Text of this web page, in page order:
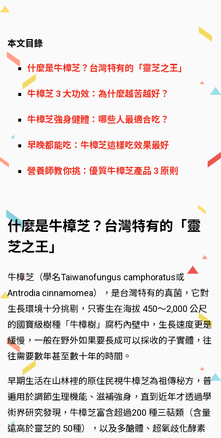
本文目錄
什麼是牛樟芝？台灣特有的「靈芝之王」
牛樟芝 3 大功效：為什麼越苦越好？
牛樟芝強身健體：哪些人最適合吃？
早晚都能吃：牛樟芝這樣吃效果最好
營養師教你挑：優質牛樟芝產品 3 原則
什麼是牛樟芝？台灣特有的「靈
芝之王」
牛樟芝（學名Taiwanofungus camphoratus或
Antrodia cinnamomea），是台灣特有的真菌，它對
生長環境十分挑剔，只寄生在海拔 450～2,000 公尺
的國寶級樹種「牛樟樹」腐朽內壁中，生長速度更是
緩慢，一般在野外如果要長成可以採收的子實體，往
往需要數年甚至數十年的時間。
早期生活在山林裡的原住民視牛樟芝為祖傳秘方，普
遍用於調節生理機能、滋補強身，直到近年才透過學
術界研究發現，牛樟芝富含超過200 種三萜類（含量
遠高於靈芝的 50種），以及多醣體、超氧歧化酵素